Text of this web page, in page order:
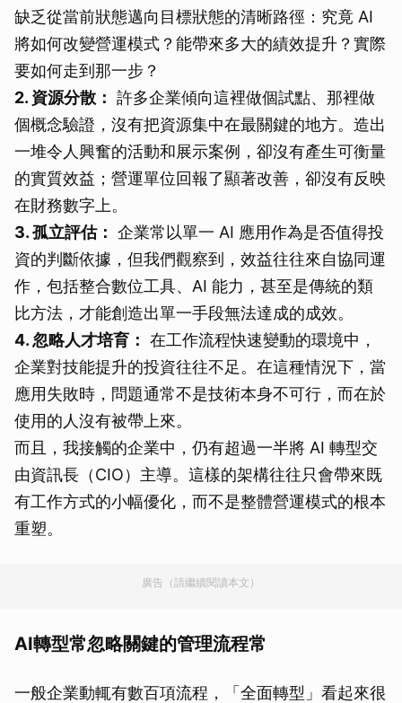
缺乏從當前狀態邁向目標狀態的清晰路徑：究竟 AI
將如何改變營運模式？能帶來多大的績效提升？實際
要如何走到那一步？
2. 資源分散： 許多企業傾向這裡做個試點、那裡做
個概念驗證，沒有把資源集中在最關鍵的地方。造出
一堆令人興奮的活動和展示案例，卻沒有產生可衡量
的實質效益；營運單位回報了顯著改善，卻沒有反映
在財務數字上。
3. 孤立評估： 企業常以單一 AI 應用作為是否值得投
資的判斷依據，但我們觀察到，效益往往來自協同運
作，包括整合數位工具、AI 能力，甚至是傳統的類
比方法，才能創造出單一手段無法達成的成效。
4. 忽略人才培育： 在工作流程快速變動的環境中，
企業對技能提升的投資往往不足。在這種情況下，當
應用失敗時，問題通常不是技術本身不可行，而在於
使用的人沒有被帶上來。
而且，我接觸的企業中，仍有超過一半將 AI 轉型交
由資訊長（CIO）主導。這樣的架構往往只會帶來既
有工作方式的小幅優化，而不是整體營運模式的根本
重塑。
廣告（請繼續閱讀本文）
AI轉型常忽略關鍵的管理流程常
一般企業動輒有數百項流程，「全面轉型」看起來很